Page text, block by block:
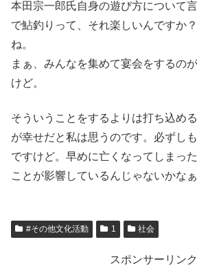
本田宗一郎氏自身の遊び方について
で鮎釣りって、それ楽しいんですか
ね。
まぁ、みんなを集めて宴会をするの
けど。
そういうことをするよりは打ち込め
が幸せだと私は思うのです。必ずし
ですけど。早めに亡くなってしまっ
ことが影響しているんじゃないかなぁ
#その他文化活動 1 社会
スポンサーリンク